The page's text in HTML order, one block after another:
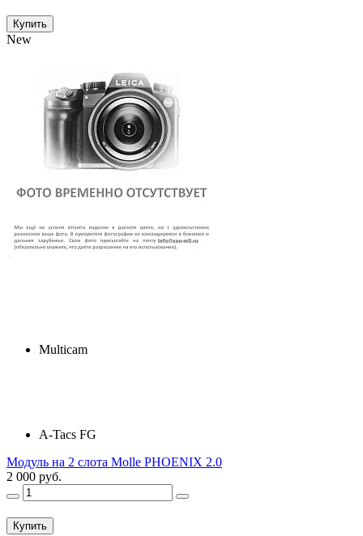
Купить
New
Multicam
A-Tacs FG
Модуль на 2 слота Molle PHOENIX 2.0
2 000 руб.
Купить